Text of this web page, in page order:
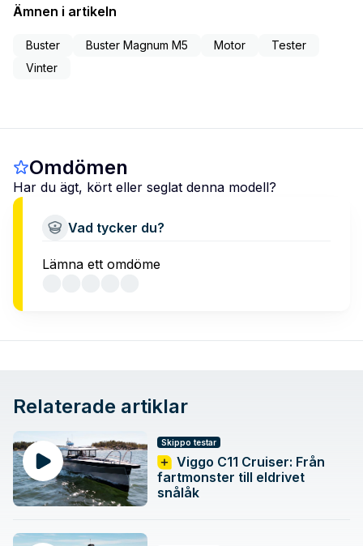
Ämnen i artikeln
Buster Buster Magnum M5 Motor
Tester
Vinter
Omdömen
Har du ägt, kört eller seglat denna modell?
Vad tycker du?
Lämna ett omdöme
Relaterade artiklar
Skippo testar
Viggo C11 Cruiser: Från
fartmonster till eldrivet
snålåk